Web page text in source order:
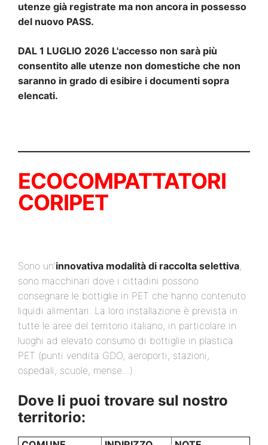
utenze già registrate ma non ancora in possesso
del nuovo PASS.
DAL 1 LUGLIO 2026 L'accesso non sarà più
consentito alle utenze non domestiche che non
saranno in grado di esibire i documenti sopra
elencati.
ECOCOMPATTATORI
CORIPET
Sono un’innovativa modalità di raccolta selettiva,
sono macchinari dove i cittadini possono
consegnare le bottiglie in PET che hanno contenuto
liquidi alimentari. La loro installazione è prevista in
tutte le aree del territorio italiano, in particolare in
luoghi ad elevato consumo di bottiglie in plastica
PET (punti vendita GDO, aeroporti, stazioni,
ospedali, scuole, mense…).
Dove li puoi trovare sul nostro
territorio: